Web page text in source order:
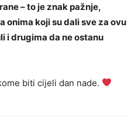
– to je znak pažnje,
onima koji su dali sve za ovu
i drugima da ne ostanu
biti cijeli dan nade.